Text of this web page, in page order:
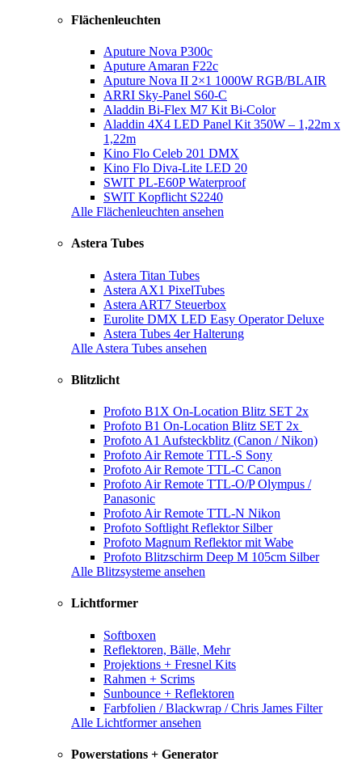
Flächenleuchten
Aputure Nova P300c
Aputure Amaran F22c
Aputure Nova II 2×1 1000W RGB/BLAIR
ARRI Sky-Panel S60-C
Aladdin Bi-Flex M7 Kit Bi-Color
Aladdin 4X4 LED Panel Kit 350W – 1,22m x
1,22m
Kino Flo Celeb 201 DMX
Kino Flo Diva-Lite LED 20
SWIT PL-E60P Waterproof
SWIT Kopflicht S2240
Alle Flächenleuchten ansehen
Astera Tubes
Astera Titan Tubes
Astera AX1 PixelTubes
Astera ART7 Steuerbox
Eurolite DMX LED Easy Operator Deluxe
Astera Tubes 4er Halterung
Alle Astera Tubes ansehen
Blitzlicht
Profoto B1X On-Location Blitz SET 2x
Profoto B1 On-Location Blitz SET 2x
Profoto A1 Aufsteckblitz (Canon / Nikon)
Profoto Air Remote TTL-S Sony
Profoto Air Remote TTL-C Canon
Profoto Air Remote TTL-O/P Olympus /
Panasonic
Profoto Air Remote TTL-N Nikon
Profoto Softlight Reflektor Silber
Profoto Magnum Reflektor mit Wabe
Profoto Blitzschirm Deep M 105cm Silber
Alle Blitzsysteme ansehen
Lichtformer
Softboxen
Reflektoren, Bälle, Mehr
Projektions + Fresnel Kits
Rahmen + Scrims
Sunbounce + Reflektoren
Farbfolien / Blackwrap / Chris James Filter
Alle Lichtformer ansehen
Powerstations + Generator